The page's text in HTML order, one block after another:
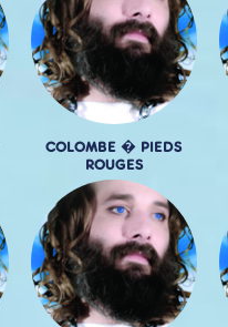
COLOMBE � PIEDS
ROUGES